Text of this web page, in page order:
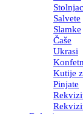
Salvete
Slamke
Čaše
Ukrasi
Kutije
Pinjate